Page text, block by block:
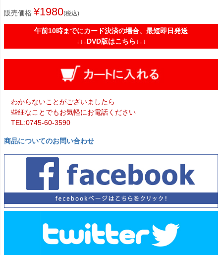
販売価格 ¥1980 税込
午前10時までにカード決済の場合、最短即日発送
↓↓↓DVD版はこちら↓↓↓
わからないことがございましたら
些細なことでもお気軽にお電話ください
TEL:0745-60-3590
商品についてのお問い合わせ